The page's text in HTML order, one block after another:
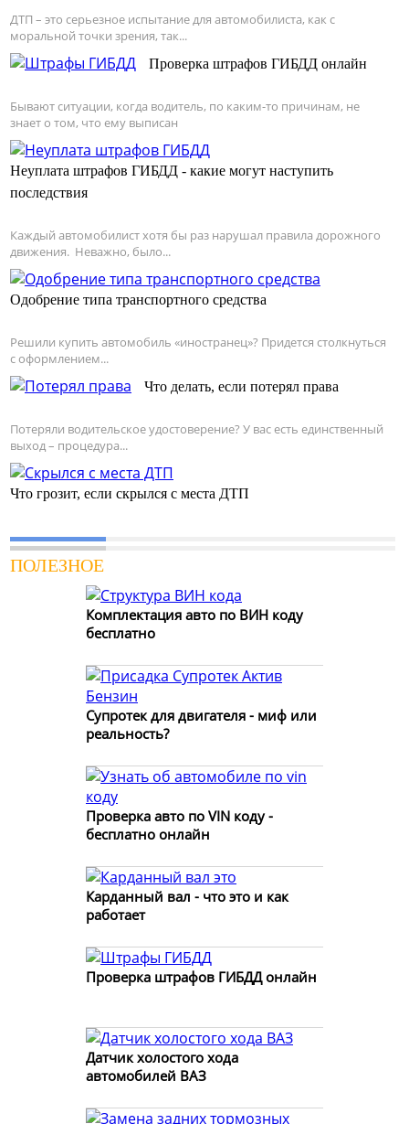
ДТП – это серьезное испытание для автомобилиста, как с
моральной точки зрения, так...
Проверка штрафов ГИБДД онлайн
Бывают ситуации, когда водитель, по каким-то причинам, не
знает о том, что ему выписан
Неуплата штрафов ГИБДД - какие могут наступить
последствия
Каждый автомобилист хотя бы раз нарушал правила дорожного
движения. Неважно, было...
Одобрение типа транспортного средства
Решили купить автомобиль «иностранец»? Придется столкнуться
с оформлением...
Что делать, если потерял права
Потеряли водительское удостоверение? У вас есть единственный
выход – процедура...
Что грозит, если скрылся с места ДТП
ПОЛЕЗНОЕ
Комплектация авто по ВИН коду
бесплатно
Супротек для двигателя - миф или
реальность?
Проверка авто по VIN коду -
бесплатно онлайн
Карданный вал - что это и как
работает
Проверка штрафов ГИБДД онлайн
Датчик холостого хода
автомобилей ВАЗ